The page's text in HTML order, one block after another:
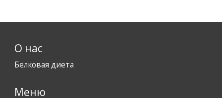
О нас
Белковая диета
Меню